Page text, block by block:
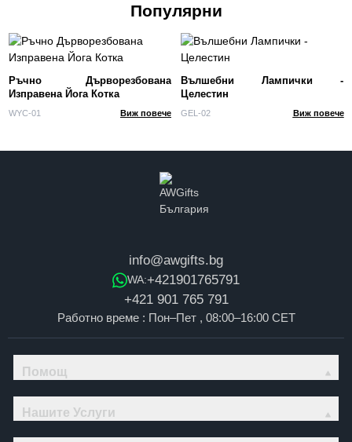
Популярни
Ръчно Дърворезбована
Изправена Йога Котка
WYC-01 Виж повече
Вълшебни Лампички -
Целестин
GEL-02 Виж повече
info@awgifts.bg
WA:+421901765791
+421 901 765 791
Работно време : Пон–Пет , 08:00–16:00 CET
Помощ
Нашите Услуги